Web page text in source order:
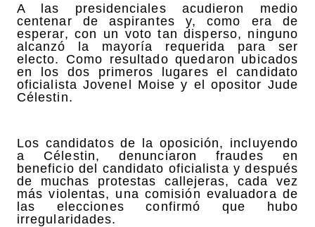
A las presidenciales acudieron medio
centenar de aspirantes y, como era de
esperar, con un voto tan disperso, ninguno
alcanzó la mayoría requerida para ser
electo. Como resultado quedaron ubicados
en los dos primeros lugares el candidato
oficialista Jovenel Moise y el opositor Jude
Célestin.
Los candidatos de la oposición, incluyendo
a Célestin, denunciaron fraudes en
beneficio del candidato oficialista y después
de muchas protestas callejeras, cada vez
más violentas, una comisión evaluadora de
las elecciones confirmó que hubo
irregularidades.